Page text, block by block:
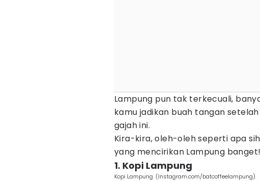
Lampung pun tak terkecuali,
kamu jadikan buah tangan
gajah ini.
Kira-kira, oleh-oleh seperti apa
yang mencirikan Lampung banget!
1. Kopi Lampung
Kopi Lampung. (Instagram.com/batcoffeelampung).